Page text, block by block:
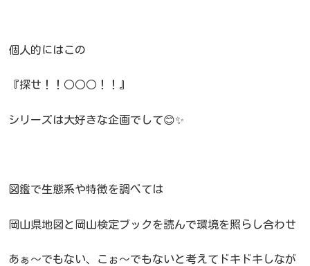
個人的にはこの
『探せ！！○○○！！』
シリーズは大好きな企画でして😊✨
図鑑で生態系や特徴を調べては
岡山県地図と岡山検定ブックを読んで環境を照らし合わせ
あぁ～でもない、こぉ～でもないと考えてドキドキしなが